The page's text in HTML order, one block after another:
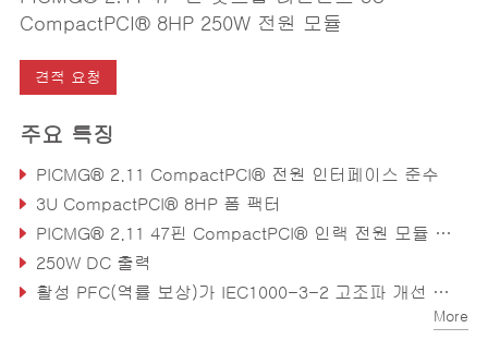
CompactPCI® 8HP 250W 전원 모듈
견적 요청
주요 특징
PICMG® 2.11 CompactPCI® 전원 인터페이스 준수
3U CompactPCI® 8HP 폼 팩터
PICMG® 2.11 47핀 CompactPCI® 인랙 전원 모듈 인터페이스
250W DC 출력
활성 PFC(역률 보상)가 IEC1000-3-2 고조파 개선 충족
More